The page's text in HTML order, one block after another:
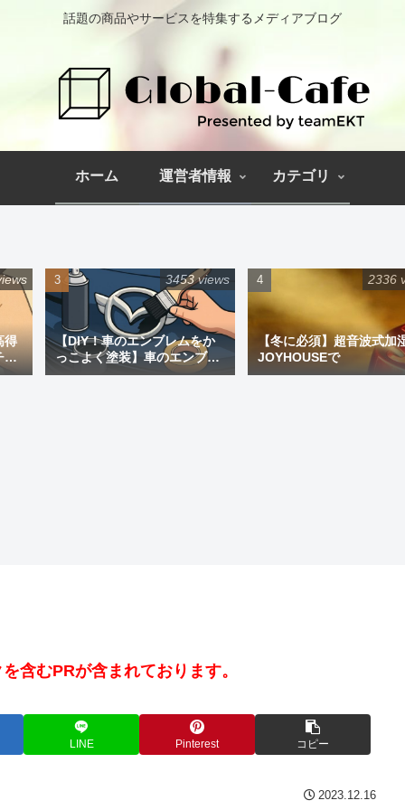
話題の商品やサービスを特集するメディアブログ
ホーム 運営者情報 カテゴリ
得
ペ
【DIY！車のエンブレムをか
っこよく塗装】車のエンブレ
ム塗装｜道具と失敗しない手
3453 views
【冬に必須】超音波式加
JOYHOUSEで
2336
含むPRが含まれております。
LINE Pinterest コピー
2023.12.16